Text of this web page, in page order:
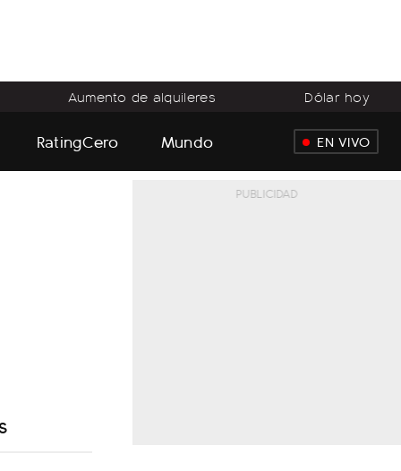
Aumento de alquileres Dólar hoy
RatingCero Mundo EN VIVO